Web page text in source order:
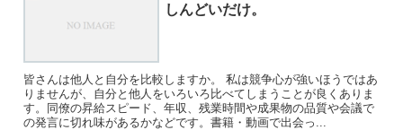
しんどいだけ。
皆さんは他人と自分を比較しますか。 私は競争心が強いほうではあ
りませんが、自分と他人をいろいろ比べてしまうことが良くありま
す。同僚の昇給スピード、年収、残業時間や成果物の品質や会議で
の発言に切れ味があるかなどです。書籍・動画で出会っ...